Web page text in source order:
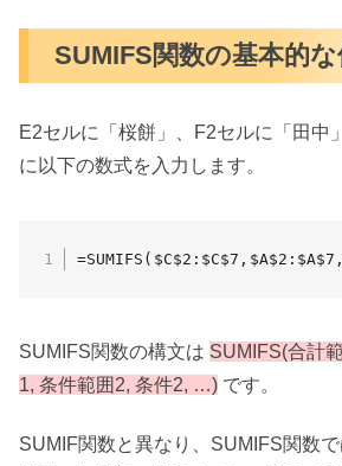
SUMIFS関数の基本的
E2セルに「桜餅」、F2セルに「田中
に以下の数式を入力します。
SUMIFS関数の構文は SUMIFS(合計
1, 条件範囲2, 条件2, …) です。
SUMIF関数と異なり、SUMIFS関数